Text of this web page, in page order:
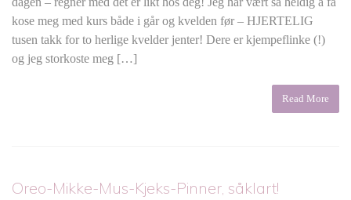
kose meg med kurs både i går og kvelden før – HJERTELIG
tusen takk for to herlige kvelder jenter! Dere er kjempeflinke (!)
og jeg storkoste meg […]
Read More
Oreo-Mikke-Mus-Kjeks-Pinner, såklart!